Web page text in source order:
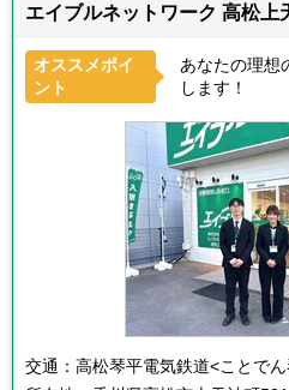
エイブルネットワーク 高松上
オススメポイ
ント
あなたの理想
します！
交通： 高松琴平電気鉄道<ことで